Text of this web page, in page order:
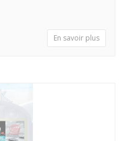
En savoir plus